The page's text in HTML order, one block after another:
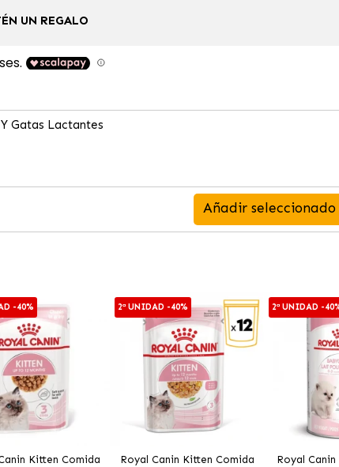
UN REGALO
Gatas Lactantes
Añadir
-40%
Kitten Comida
2ª UNIDAD -40%
Royal Canin Kitten Comida
2ª UNIDAD -
Royal